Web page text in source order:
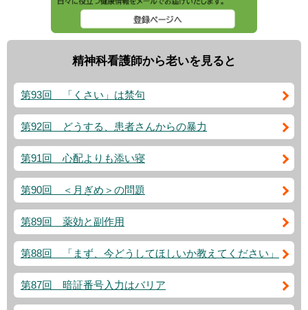
精神科看護師から老いを見ると
第93回 「くさい」は禁句
第92回 どうする、患者さんからの暴力
第91回 心配よりも添い寝
第90回 ＜月ぎめ＞の問題
第89回 薬効と副作用
第88回 「まず、今どうしてほしいか教えてください」
第87回 暗証番号入力はバリア